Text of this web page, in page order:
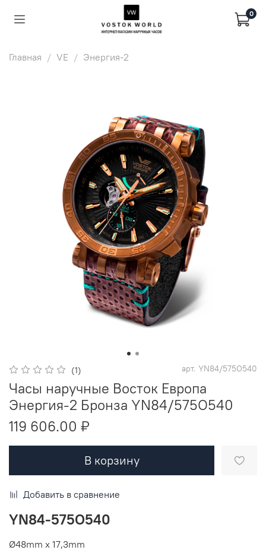
0
Главная VE Энергия-2
(1) арт. YN84/575O540
Часы наручные Восток Европа
Энергия-2 Бронза YN84/575O540
119 606.00 ₽
В корзину
Добавить в сравнение
YN84-575O540
Ø48mm x 17,3mm